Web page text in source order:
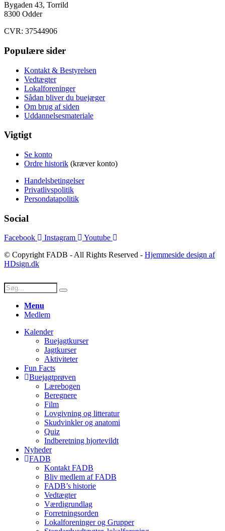
Bygaden 43, Torrild
8300 Odder
CVR: 37544906
Populære sider
Kontakt & Bestyrelsen
Vedtægter
Lokalforeninger
Sådan bliver du buejæger
Om brug af siden
Uddannelsesmateriale
Vigtigt
Se konto
Ordre historik (kræver konto)
Handelsbetingelser
Privatlivspolitik
Persondatapolitik
Social
Facebook Instagram
Youtube
© Copyright FADB - All Rights Reserved - Hjemmeside design af
HDsign.dk
Menu
Medlem
Kalender
Buejagtkurser
Jagtkurser
Aktiviteter
Fun Facts
Buejagtprøven
Lærebogen
Beregnere
Film
Lovgivning og litteratur
Skudvinkler og anatomi
Quiz
Indberetning hjortevildt
Nyheder
FADB
Kontakt FADB
Bliv medlem af FADB
FADB’s historie
Vedtægter
Værdigrundlag
Forretningsorden
Lokalforeninger og Grupper